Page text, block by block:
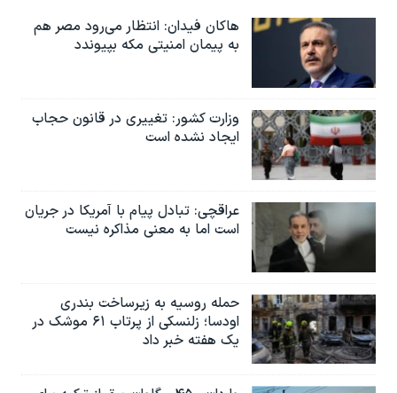
هاکان فیدان: انتظار می‌رود مصر هم
به پیمان امنیتی مکه بپیوندد
وزارت کشور: تغییری در قانون حجاب
ایجاد نشده است
عراقچی: تبادل پیام با آمریکا در جریان
است اما به معنی مذاکره نیست
حمله روسیه به زیرساخت بندری
اودسا؛ زلنسکی از پرتاب ۶۱ موشک در
یک هفته خبر داد